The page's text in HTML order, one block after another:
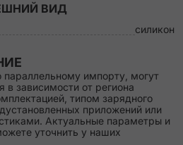
ВИД
силикон
импорту, могут
в зависимости от региона
типом зарядного
приложений или
Актуальные параметры и
уточнить у наших